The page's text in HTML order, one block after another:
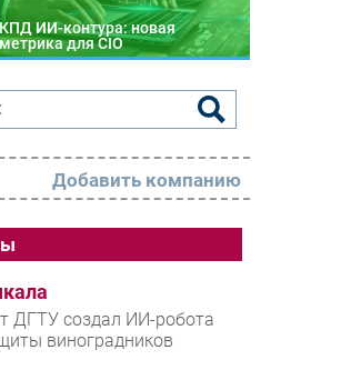
КПД ИИ-контура: новая
метрика для CIO
Добавить компанию
ДГТУ создал ИИ-робота
виноградников